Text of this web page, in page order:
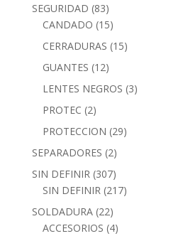
SEGURIDAD (83)
CANDADO (15)
CERRADURAS (15)
GUANTES (12)
LENTES NEGROS (3)
PROTEC (2)
PROTECCION (29)
SEPARADORES (2)
SIN DEFINIR (307)
SIN DEFINIR (217)
SOLDADURA (22)
ACCESORIOS (4)